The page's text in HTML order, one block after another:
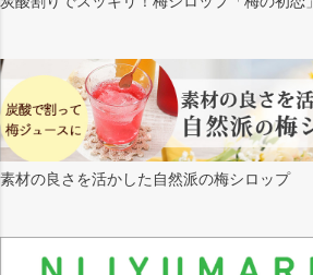
素材の良さを活かした自然派の梅シロップ